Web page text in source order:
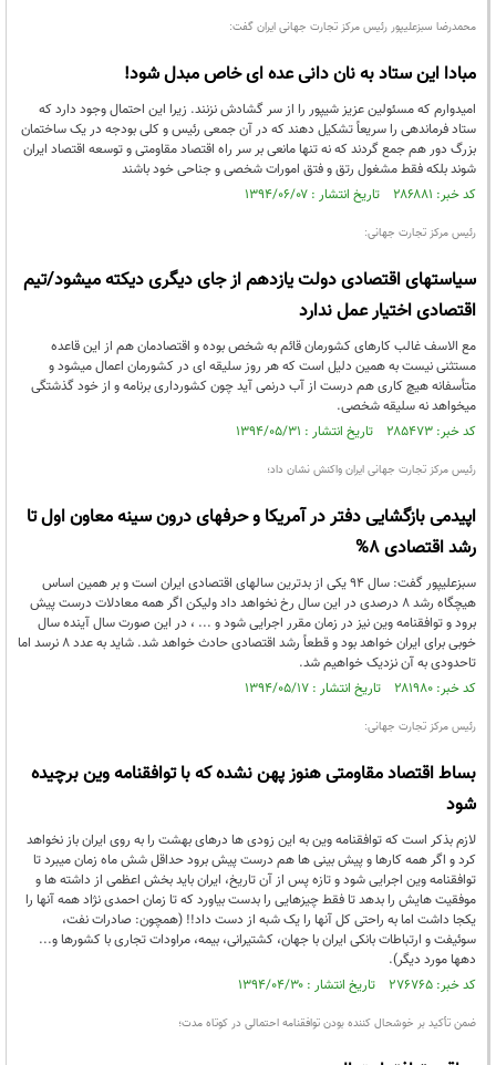
محمدرضا سبزعلیپور رئیس مرکز تجارت جهانی ایران گفت:
مبادا این ستاد به نان دانی عده ای خاص مبدل شود!
امیدوارم که مسئولین عزیز شیپور را از سر گشادش نزنند. زیرا این احتمال وجود دارد که
ستاد فرماندهی را سریعاً تشکیل دهند که در آن جمعی رئیس و کلی بودجه در یک ساختمان
بزرگ دور هم جمع گردند که نه تنها مانعی بر سر راه اقتصاد مقاومتی و توسعه اقتصاد ایران
شوند بلکه فقط مشغول رتق و فتق امورات شخصی و جناحی خود باشند
کد خبر: ۲۸۶۸۸۱ تاریخ انتشار : ۱۳۹۴/۰۶/۰۷
رئیس مرکز تجارت جهانی:
سیاستهای اقتصادی دولت یازدهم از جای دیگری دیکته میشود/تیم
اقتصادی اختیار عمل ندارد
مع الاسف غالب کارهای کشورمان قائم به شخص بوده و اقتصادمان هم از این قاعده
مستثنی نیست به همین دلیل است که هر روز سلیقه ای در کشورمان اعمال میشود و
متأسفانه هیچ کاری هم درست از آب درنمی آید چون کشورداری برنامه و از خود گذشتگی
میخواهد نه سلیقه شخصی.
کد خبر: ۲۸۵۴۷۳ تاریخ انتشار : ۱۳۹۴/۰۵/۳۱
رئیس مرکز تجارت جهانی ایران واکنش نشان داد؛
اپیدمی بازگشایی دفتر در آمریکا و حرفهای درون سینه معاون اول تا
رشد اقتصادی 8%
سبزعلیپور گفت: سال 94 یکی از بدترین سالهای اقتصادی ایران است و بر همین اساس
هیچگاه رشد 8 درصدی در این سال رخ نخواهد داد ولیکن اگر همه معادلات درست پیش
برود و توافقنامه وین نیز در زمان مقرر اجرایی شود و ... ، در این صورت سال آینده سال
خوبی برای ایران خواهد بود و قطعاً رشد اقتصادی حادث خواهد شد. شاید به عدد 8 نرسد اما
تاحدودی به آن نزدیک خواهیم شد.
کد خبر: ۲۸۱۹۸۰ تاریخ انتشار : ۱۳۹۴/۰۵/۱۷
رئیس مرکز تجارت جهانی:
بساط اقتصاد مقاومتی هنوز پهن نشده که با توافقنامه وین برچیده
شود
لازم بذکر است که توافقنامه وین به این زودی ها درهای بهشت را به روی ایران باز نخواهد
کرد و اگر همه کارها و پیش بینی ها هم درست پیش برود حداقل شش ماه زمان میبرد تا
توافقنامه وین اجرایی شود و تازه پس از آن تاریخ، ایران باید بخش اعظمی از داشته ها و
موفقیت هایش را بدهد تا فقط چیزهایی را بدست بیاورد که تا زمان احمدی نژاد همه آنها را
یکجا داشت اما به راحتی کل آنها را یک شبه از دست داد!! (همچون: صادرات نفت،
سوئیفت و ارتباطات بانکی ایران با جهان، کشتیرانی، بیمه، مراودات تجاری با کشورها و...
دهها مورد دیگر).
کد خبر: ۲۷۶۷۶۵ تاریخ انتشار : ۱۳۹۴/۰۴/۳۰
ضمن تأکید بر خوشحال کننده بودن توافقنامه احتمالی در کوتاه مدت؛